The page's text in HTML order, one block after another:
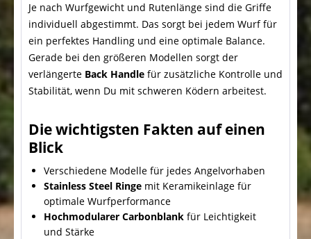
Je nach Wurfgewicht und Rutenlänge sind die Griffe
individuell abgestimmt. Das sorgt bei jedem Wurf für
ein perfektes Handling und eine optimale Balance.
Gerade bei den größeren Modellen sorgt der
verlängerte Back Handle für zusätzliche Kontrolle und
Stabilität, wenn Du mit schweren Ködern arbeitest.
Die wichtigsten Fakten auf einen
Blick
Verschiedene Modelle für jedes Angelvorhaben
Stainless Steel Ringe mit Keramikeinlage für
optimale Wurfperformance
Hochmodularer Carbonblank für Leichtigkeit
und Stärke